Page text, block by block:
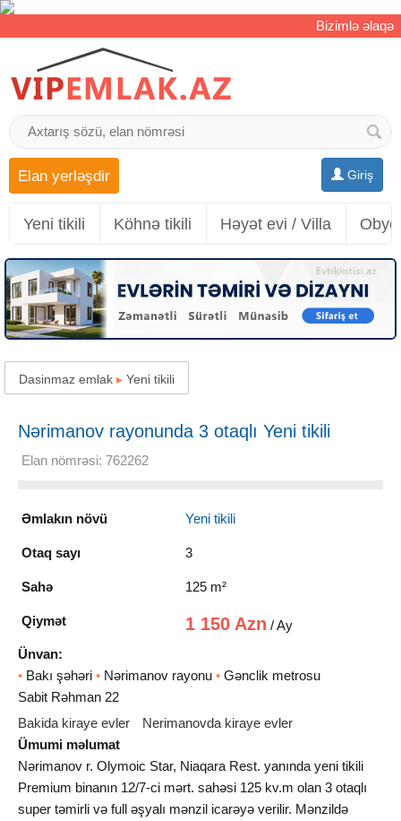
Bizimlə əlaqə
Giriş
Elan yerləşdir
Yeni tikili Köhnə tikili Həyət evi / Villa
Dasinmaz emlak ▸ Yeni tikili
Nərimanov rayonunda 3 otaqlı Yeni tikili
Kirayə verilir, 125 m²
Elan nömrəsi: 762262
Əmlakın növü Yeni tikili
Otaq sayı 3
Sahə 125 m²
Qiymət 1 150 Azn / Ay
Ünvan:
• Bakı şəhəri • Nərimanov rayonu • Gənclik metrosu
Sabit Rəhman 22
Bakida kiraye evler
Nerimanovda kiraye evler
Ümumi məlumat
Nərimanov r. Olymoic Star, Niaqara Rest. yanında yeni tikili
Premium binanın 12/7-ci mərt. sahəsi 125 kv.m olan 3 otaqlı
super təmirli və full əşyalı mənzil icarəyə verilir. Mənzildə